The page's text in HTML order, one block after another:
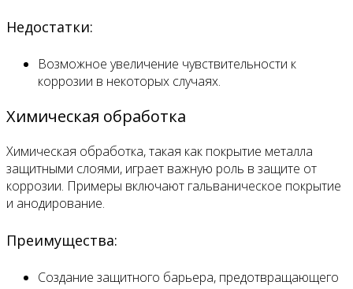
Недостатки:
Возможное увеличение чувствительности к
коррозии в некоторых случаях.
Химическая обработка
Химическая обработка, такая как покрытие металла
защитными слоями, играет важную роль в защите от
коррозии. Примеры включают гальваническое покрытие
и анодирование.
Преимущества:
Создание защитного барьера, предотвращающего